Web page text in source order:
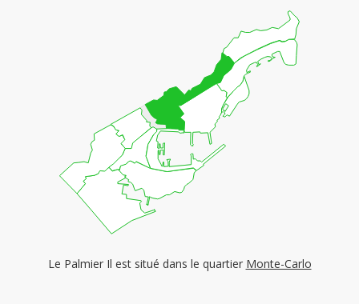
Le Palmier Il est situé dans le quartier Monte-Carlo